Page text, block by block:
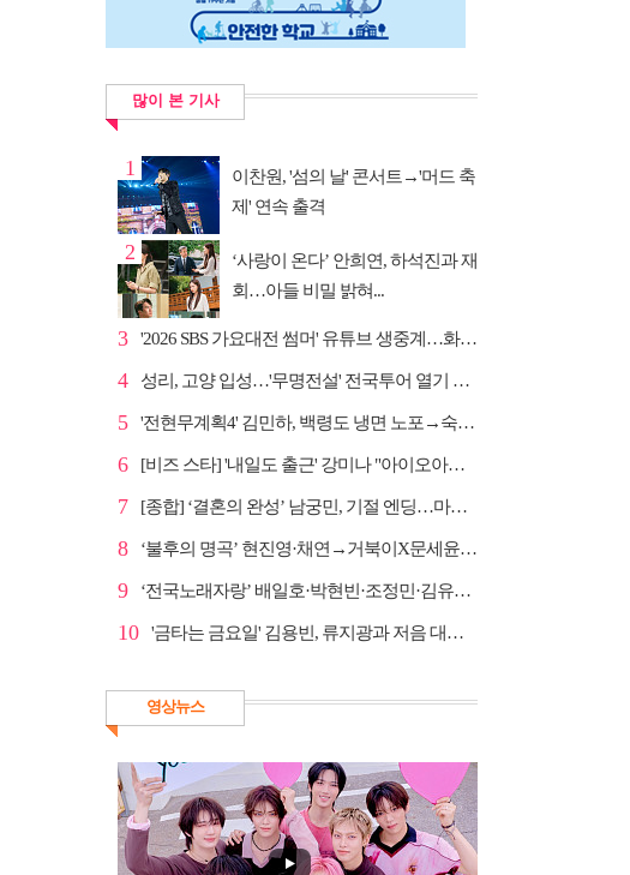
많이 본 기사
1
이찬원, '섬의 날' 콘서트→'머드 축
제' 연속 출격
2
‘사랑이 온다’ 안희연, 하석진과 재
회…아들 비밀 밝혀...
3 '2026 SBS 가요대전 썸머' 유튜브 생중계…화려한 라인업
4 성리, 고양 입성…'무명전설' 전국투어 열기 지속
5 '전현무계획4' 김민하, 백령도 냉면 노포→숙성 광어초...
6 [비즈 스타] '내일도 출근' 강미나 "아이오아이 불화설...
7 [종합] ‘결혼의 완성’ 남궁민, 기절 엔딩…마지막회 예...
8 ‘불후의 명곡’ 현진영·채연→거북이X문세윤, 레전드 배틀
9 ‘전국노래자랑’ 배일호·박현빈·조정민·김유라·미스김, ...
10 '금타는 금요일' 김용빈, 류지광과 저음 대결 승리
영상뉴스